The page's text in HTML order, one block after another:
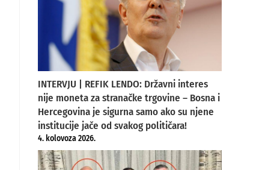
INTERVJU | REFIK LENDO: Državni interes
nije moneta za stranačke trgovine – Bosna i
Hercegovina je sigurna samo ako su njene
institucije jače od svakog političara!
4. kolovoza 2026.